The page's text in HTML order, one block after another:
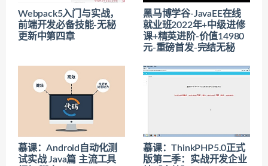
Webpack5入门与实战，
前端开发必备技能-无秘
更新中第四章
黑马博学谷-JavaEE在线
就业班2022年+中级进修
课+精英进阶-价值14980
元-重磅首发-完结无秘
慕课：Android自动化测
试实战 Java篇 主流工具
慕课：ThinkPHP5.0正式
版第二季：实战开发企业